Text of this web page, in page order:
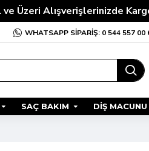
ve Üzeri Alışverişlerinizde
WHATSAPP SIPARIŞ: 0 544 557 00
SAÇ BAKIM DIŞ MACUNU